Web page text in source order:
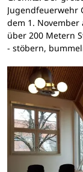
Jugendfeuerwehr
dem 1.
über 200 Metern
- stöbern,